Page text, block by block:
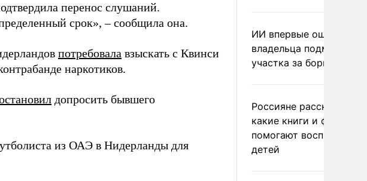
перенос слушаний.
срок», – сообщила она.
потребовала взыскать с Квинси
наркотиков.
допросить бывшего
из ОАЭ в Нидерланды для
ИИ впервые
владельца
участка за борщевик
Россияне рассказали,
какие книги и фильмы
помогают воспитывать
детей